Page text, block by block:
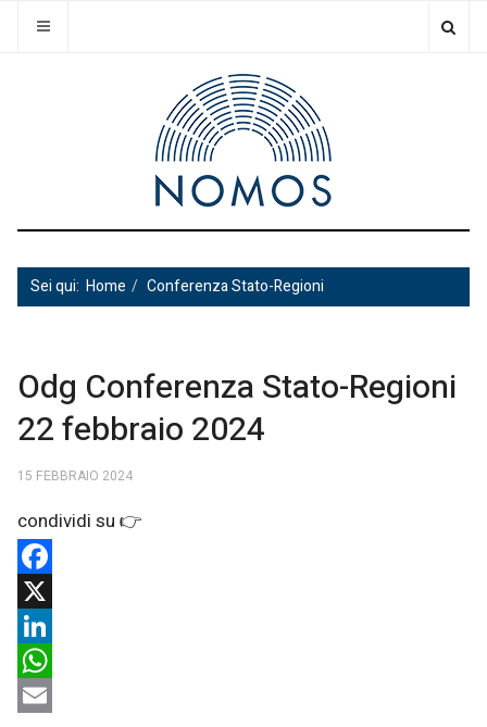
Sei qui: Home Conferenza Stato-Regioni
Odg Conferenza Stato-Regioni
22 febbraio 2024
15 FEBBRAIO 2024
Facebook
X
LinkedIn
WhatsApp